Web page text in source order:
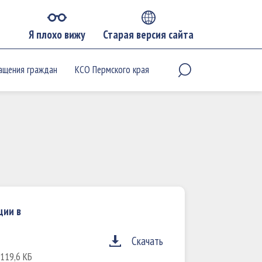
Я плохо вижу Старая версия сайта
граждан КСО Пермского края
в
КБ
Скачать